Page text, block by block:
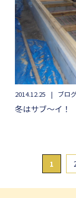
2014.12.25 ブロ
冬はサブ～イ！
1